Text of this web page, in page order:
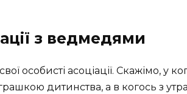
з ведмедями
особисті асоціації. Скажімо, у
дитинства, а в когось з